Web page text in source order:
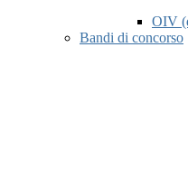
OIV
Bandi di concorso